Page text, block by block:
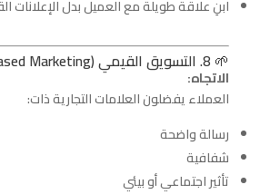
ابنِ علاقة طويلة مع العميل بدل الإعلانات
🌱 8. التسويق القيمي (Value-Based Marketing)
الاتجاه:
العملاء يفضلون العلامات التجارية ذات:
رسالة واضحة
شفافية
تأثير اجتماعي أو بيئي